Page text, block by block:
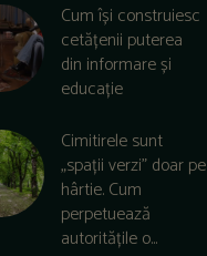
Cum își construiesc
cetățenii puterea
din informare și
educație
Cimitirele sunt
„spații verzi” doar pe
hârtie. Cum
perpetuează
autoritățile o...